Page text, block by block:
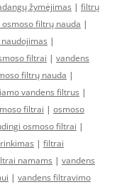
žymėjimas | filtrų
osmoso filtrų nauda |
|
filtrai | vandens
filtrų nauda |
vandens filtrus |
filtrai | osmoso
osmoso filtrai |
| filtrai
namams | vandens
| vandens filtravimo